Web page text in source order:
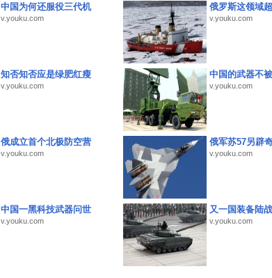
中国为何还服役三代机
v.youku.com
俄罗斯这领域
v.youku.com
知否知否应是绿肥红瘦
v.youku.com
中国的武器不
v.youku.com
俄成立首个北极防空营
v.youku.com
俄军苏57另辟
v.youku.com
中国一黑科技武器问世
v.youku.com
又一国装备陆
v.youku.com